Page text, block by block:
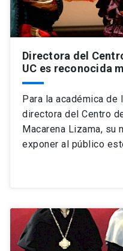
Directora del
UC es reconocida
Para la académica de
directora del Centro
Macarena Lizama, su
exponer al público